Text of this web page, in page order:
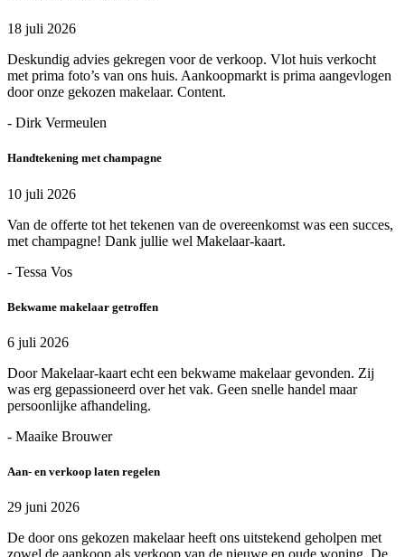
18 juli 2026
Deskundig advies gekregen voor de verkoop. Vlot huis verkocht
met prima foto’s van ons huis. Aankoopmarkt is prima aangevlogen
door onze gekozen makelaar. Content.
- Dirk Vermeulen
Handtekening met champagne
10 juli 2026
Van de offerte tot het tekenen van de overeenkomst was een succes,
met champagne! Dank jullie wel Makelaar-kaart.
- Tessa Vos
Bekwame makelaar getroffen
6 juli 2026
Door Makelaar-kaart echt een bekwame makelaar gevonden. Zij
was erg gepassioneerd over het vak. Geen snelle handel maar
persoonlijke afhandeling.
- Maaike Brouwer
Aan- en verkoop laten regelen
29 juni 2026
De door ons gekozen makelaar heeft ons uitstekend geholpen met